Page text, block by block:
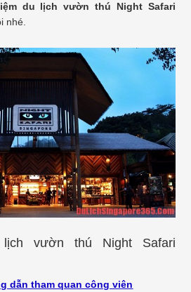
du lịch vườn thú Night Safari
nhé.
vườn thú Night Safari
dẫn tham quan công viên